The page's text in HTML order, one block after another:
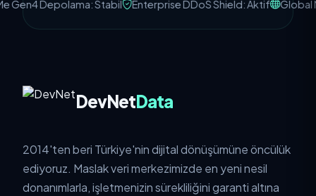
Gen4 Depolama: Stabil Enterprise DDoS Shield: Aktif Global
DevNetData
2014'ten beri Türkiye'nin dijital dönüşümüne öncülük
ediyoruz. Maslak veri merkezimizde en yeni nesil
donanımlarla, işletmenizin sürekliliğini garanti altına